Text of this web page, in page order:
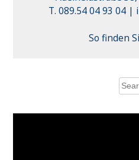
T. 089.54 04 93 04 |
So finden